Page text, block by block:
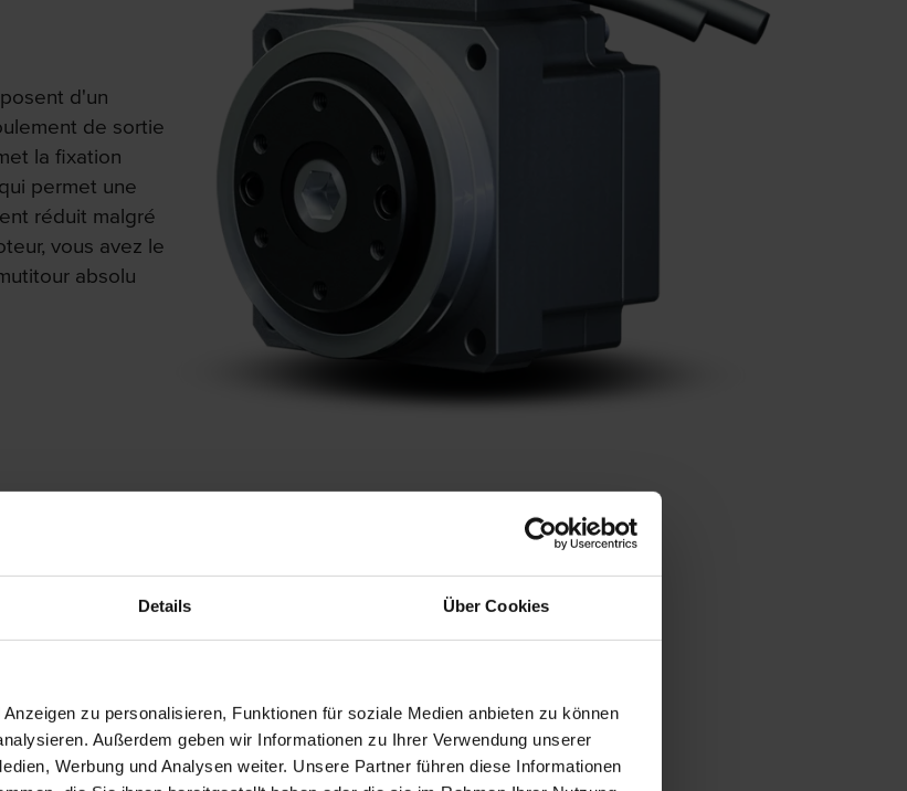
Details Über Cookies
zu personalisieren, Funktionen für soziale Medien anbieten zu können
Außerdem geben wir Informationen zu Ihrer Verwendung unserer
Werbung und Analysen weiter. Unsere Partner führen diese Informationen
d'un
de sortie
la fixation
permet une
réduit malgré
vous avez le
absolu
de